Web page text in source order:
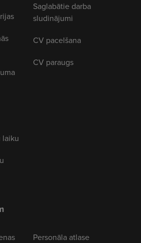
laiku
Saglabātie darba
sludinājumi
CV pacelšana
CV paraugs
Personāla atlase